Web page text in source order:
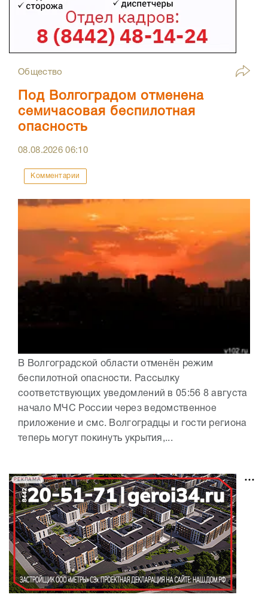
Общество
Под Волгоградом отменена
семичасовая беспилотная
опасность
08.08.202606:10
Комментарии
В Волгоградской области отменён режим
беспилотной опасности. Рассылку
соответствующих уведомлений в 05:56 8 августа
начало МЧС России через ведомственное
приложение и смс. Волгоградцы и гости региона
теперь могут покинуть укрытия,...
РЕКЛАМА